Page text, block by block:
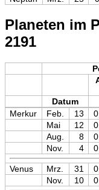
Planeten im
2191
Datum
Merkur
Feb. 13
Mai
12
Aug.
8
Nov.
4
Venus Mrz. 31
Nov.
10